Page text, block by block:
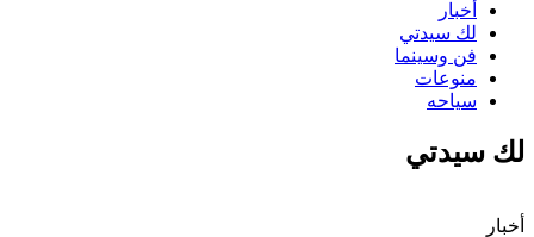
أخبار
لك سيدتي
فن وسينما
منوعات
سياحه
لك سيدتي
أخبار